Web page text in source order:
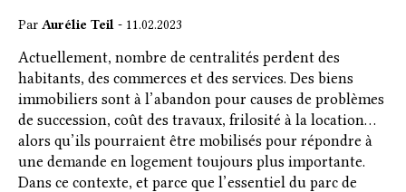
Par Aurélie Teil - 11.02.2023
Actuellement, nombre de centralités perdent des
habitants, des commerces et des services. Des biens
immobiliers sont à l’abandon pour causes de problèmes
de succession, coût des travaux, frilosité à la location…
alors qu’ils pourraient être mobilisés pour répondre à
une demande en logement toujours plus importante.
Dans ce contexte, et parce que l’essentiel du parc de